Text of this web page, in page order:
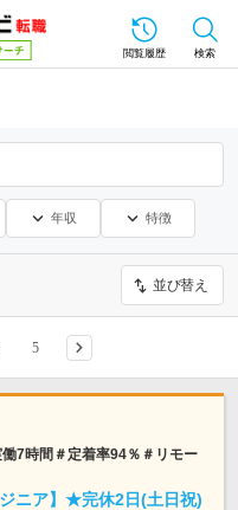
閲覧履歴 検索
年収 特徴
並び替え
5
7時間＃定着率94％＃リモー
ニア】★完休2日(土日祝)